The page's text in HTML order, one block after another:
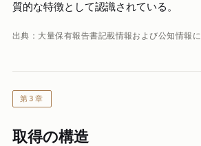
質的な特徴として認識されている。
出典：大量保有報告書記載情報および公知情報
第3章
取得の構造